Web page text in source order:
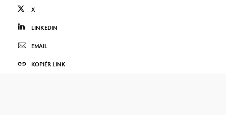
X
LINKEDIN
EMAIL
KOPIÉR LINK